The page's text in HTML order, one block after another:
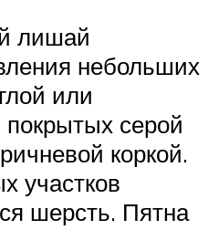
лишай
небольших
или
серой
коркой.
участков
шерсть. Пятна